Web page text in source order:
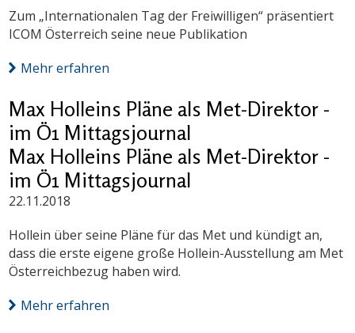
Zum „Internationalen Tag der Freiwilligen“ präsentiert
ICOM Österreich seine neue Publikation
Mehr erfahren
Max Holleins Pläne als Met-Direktor -
im Ö1 Mittagsjournal
Max Holleins Pläne als Met-Direktor -
im Ö1 Mittagsjournal
22.11.2018
Hollein über seine Pläne für das Met und kündigt an,
dass die erste eigene große Hollein-Ausstellung am Met
Österreichbezug haben wird.
Mehr erfahren